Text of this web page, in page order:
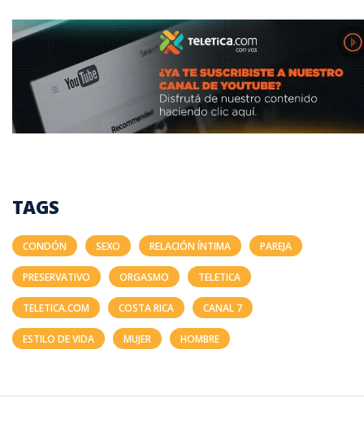
TAGS
CONDÓN SEXO RELACIÓN ÍNTIMA PAREJA
PRESERVATIVO ORGASMO TELETICA
TELETICA.COM COSTA RICA CANAL 7
ESTILO DE VIDA MUJER HOMBRE